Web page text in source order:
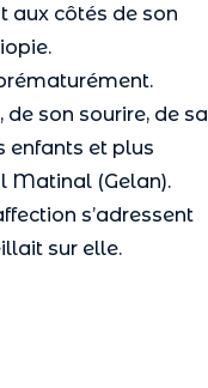
aux côtés de son
son sourire, de sa
enfants et plus
Matinal (Gelan).
s’adressent
sur elle.